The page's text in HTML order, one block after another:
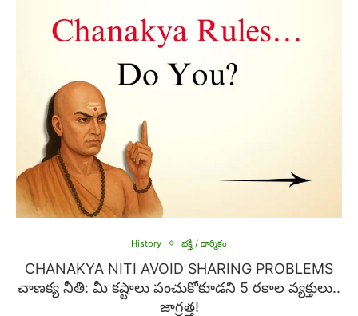
History భక్తి / ధార్మికం
CHANAKYA NITI AVOID SHARING PROBLEMS
చాణక్య నీతి: మీ కష్టాలు పంచుకోకూడని 5 రకాల వ్యక్తులు..
జాగ్రత్త!